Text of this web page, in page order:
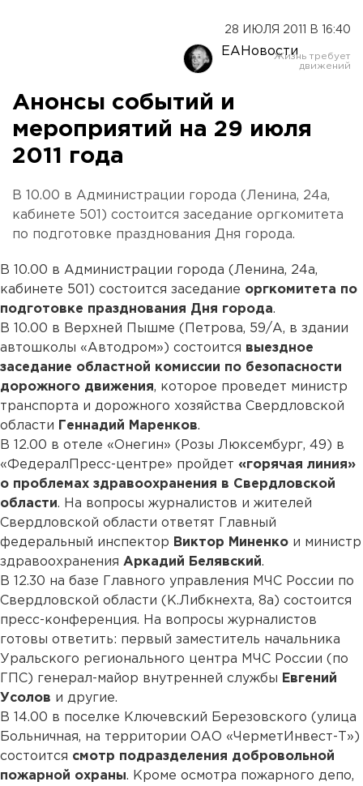
28 ИЮЛЯ 2011 В 16:40
ЕАНовости
Анонсы событий и
мероприятий на 29 июля
2011 года
В 10.00 в Администрации города (Ленина, 24а,
кабинете 501) состоится заседание оргкомитета
по подготовке празднования Дня города.
В 10.00 в Администрации города (Ленина, 24а,
кабинете 501) состоится заседание оргкомитета по
подготовке празднования Дня города.
В 10.00 в Верхней Пышме (Петрова, 59/А, в здании
автошколы «Автодром») состоится выездное
заседание областной комиссии по безопасности
дорожного движения, которое проведет министр
транспорта и дорожного хозяйства Свердловской
области
Геннадий Маренков.
В 12.00 в отеле «Онегин» (Розы Люксембург, 49) в
«ФедералПресс-центре» пройдет «горячая линия»
о проблемах здравоохранения в Свердловской
области. На вопросы журналистов и жителей
Свердловской области ответят Главный
федеральный инспектор Виктор Миненко и министр
здравоохранения Аркадий Белявский.
В 12.30 на базе Главного управления МЧС России по
Свердловской области (К.Либкнехта, 8а) состоится
пресс-конференция. На вопросы журналистов
готовы ответить: первый заместитель начальника
Уральского регионального центра МЧС России (по
ГПС) генерал-майор внутренней службы Евгений
Усолов и другие.
В 14.00 в поселке Ключевский Березовского (улица
Больничная, на территории ОАО «ЧерметИнвест-Т»)
состоится смотр подразделения добровольной
пожарной охраны. Кроме осмотра пожарного депо,